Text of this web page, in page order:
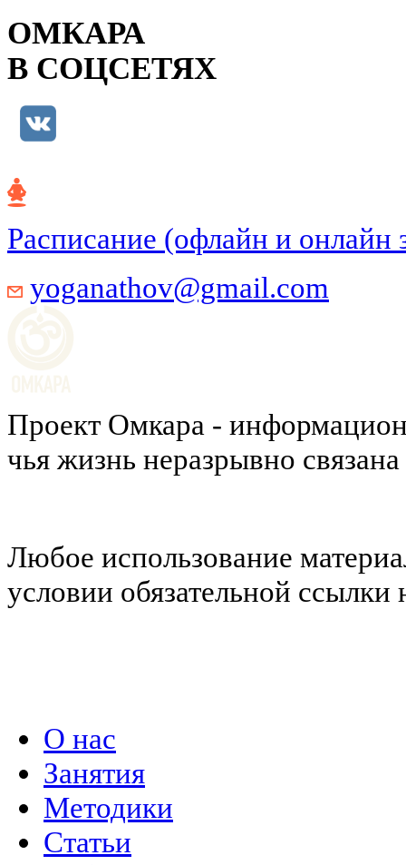
ОМКАРА
В СОЦСЕТЯХ
Расписание (офлайн и онлайн
yoganathov@gmail.com
Проект Омкара -
чья жизнь неразрывно
Любое использование
условии обязательной ссылки
О нас
Занятия
Методики
Статьи